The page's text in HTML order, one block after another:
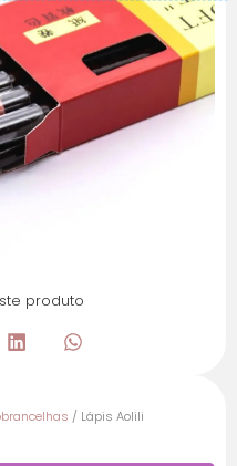
produto
/ Lápis Aolili